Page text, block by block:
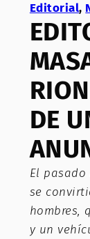
Editorial,
DE
El
se
hombres,
y un